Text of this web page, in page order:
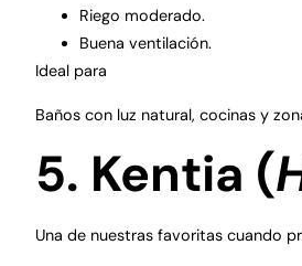
Riego moderado.
Buena ventilación.
Ideal para
Baños con luz natural, cocinas y
5. Kentia (
Una de nuestras favoritas cuando